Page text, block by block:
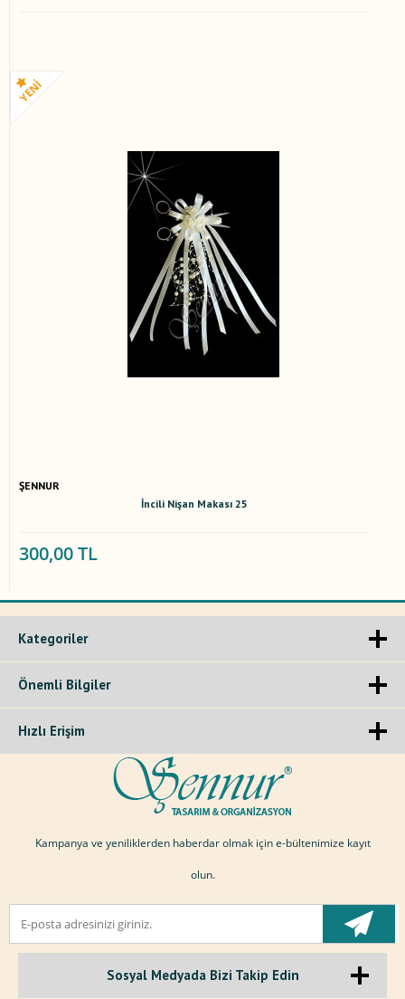
ŞENNUR
İncili Nişan Makası 25
300,00 TL
Kategoriler
Önemli Bilgiler
Hızlı Erişim
Kampanya ve yeniliklerden haberdar olmak için e-bültenimize kayıt
olun.
Sosyal Medyada Bizi Takip Edin